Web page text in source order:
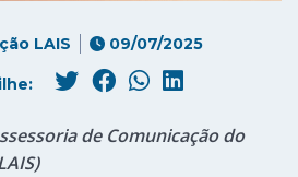
LAIS 09/07/2025
de Comunicação do